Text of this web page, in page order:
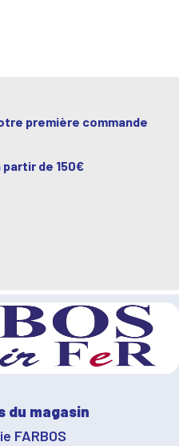
première commande
de 150€
du magasin
FARBOS